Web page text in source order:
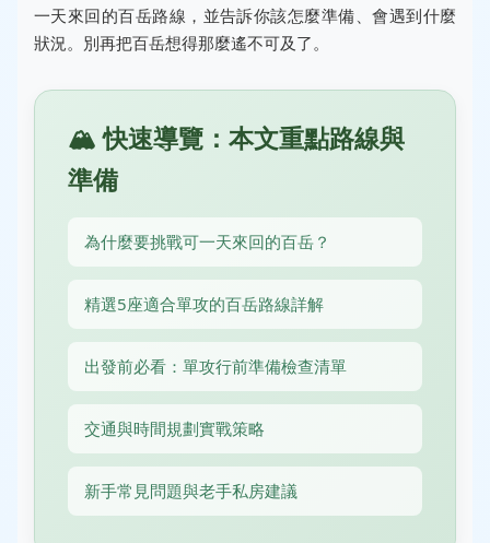
一天來回的百岳路線，並告訴你該怎麼準備、會遇到什麼
狀況。別再把百岳想得那麼遙不可及了。
🏔️ 快速導覽：本文重點路線與
準備
為什麼要挑戰可一天來回的百岳？
精選5座適合單攻的百岳路線詳解
出發前必看：單攻行前準備檢查清單
交通與時間規劃實戰策略
新手常見問題與老手私房建議